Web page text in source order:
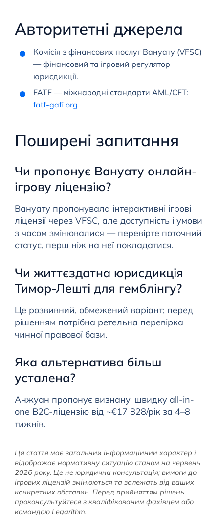
Авторитетні джерела
Комісія з фінансових послуг Вануату (VFSC)
— фінансовий та ігровий регулятор
юрисдикції.
FATF — міжнародні стандарти AML/CFT:
fatf-gafi.org
Поширені запитання
Чи пропонує Вануату онлайн-
ігрову ліцензію?
Вануату пропонувала інтерактивні ігрові
ліцензії через VFSC, але доступність і умови
з часом змінювалися — перевірте поточний
статус, перш ніж на неї покладатися.
Чи життєздатна юрисдикція
Тимор-Лешті для гемблінгу?
Це розвивний, обмежений варіант; перед
рішенням потрібна ретельна перевірка
чинної правової бази.
Яка альтернатива більш
усталена?
Анжуан пропонує визнану, швидку all-in-
one B2C-ліцензію від ~€17 828/рік за 4–8
тижнів.
Ця стаття має загальний інформаційний характер і
відображає нормативну ситуацію станом на червень
2026 року. Це не юридична консультація; вимоги до
ігрових ліцензій змінюються та залежать від ваших
конкретних обставин. Перед прийняттям рішень
проконсультуйтеся з кваліфікованим фахівцем або
командою Legarithm.